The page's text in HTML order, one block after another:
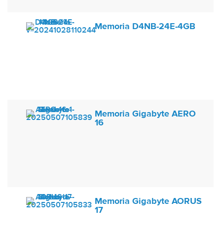
Memoria D4NB-24E-4GB
Memoria Gigabyte AERO
16
Memoria Gigabyte AORUS
17